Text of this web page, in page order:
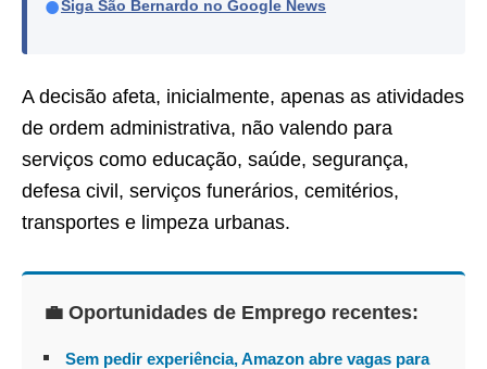
Siga São Bernardo no Google News
A decisão afeta, inicialmente, apenas as atividades
de ordem administrativa, não valendo para
serviços como educação, saúde, segurança,
defesa civil, serviços funerários, cemitérios,
transportes e limpeza urbanas.
💼 Oportunidades de Emprego recentes:
Sem pedir experiência, Amazon abre vagas para